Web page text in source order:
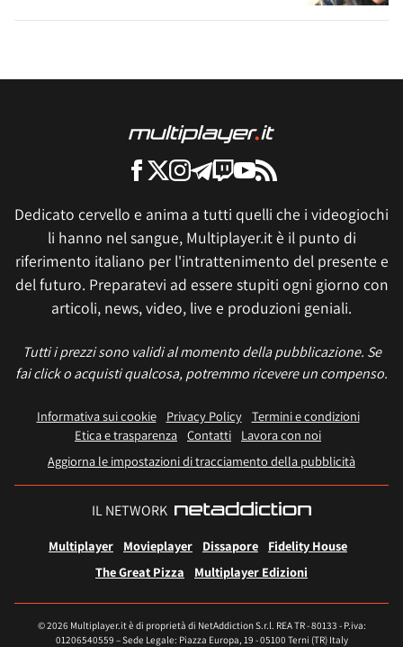
Dedicato cervello e anima a tutti quelli che i videogiochi
li hanno nel sangue, Multiplayer.it è il punto di
riferimento italiano per l'intrattenimento del presente e
del futuro. Preparatevi ad essere stupiti ogni giorno con
articoli, news, video, live e produzioni geniali.
Tutti i prezzi sono validi al momento della pubblicazione. Se
fai click o acquisti qualcosa, potremmo ricevere un compenso.
Informativa sui cookie Privacy Policy
Termini e condizioni
Etica e trasparenza Contatti
Lavora con noi
Aggiorna le impostazioni di tracciamento della pubblicità
IL NETWORK
Multiplayer Movieplayer Dissapore
Fidelity House
The Great Pizza
Multiplayer Edizioni
© 2026 Multiplayer.it è di proprietà di NetAddiction S.r.l. REA TR - 80133 - P.iva:
01206540559 – Sede Legale: Piazza Europa, 19 - 05100 Terni (TR) Italy